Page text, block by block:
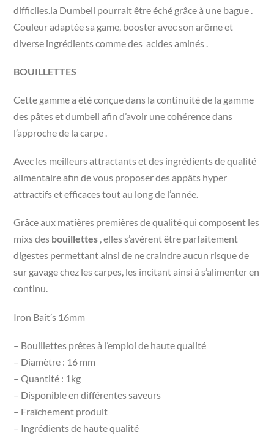
difficiles.la Dumbell pourrait être éché grâce à une bague .
Couleur adaptée sa game, booster avec son arôme et
diverse ingrédients comme des acides aminés .
BOUILLETTES
Cette gamme a été conçue dans la continuité de la gamme
des pâtes et dumbell afin d’avoir une cohérence dans
l’approche de la carpe .
Avec les meilleurs attractants et des ingrédients de qualité
alimentaire afin de vous proposer des appâts hyper
attractifs et efficaces tout au long de l’année.
Grâce aux matières premières de qualité qui composent les
mixs des bouillettes , elles s’avèrent être parfaitement
digestes permettant ainsi de ne craindre aucun risque de
sur gavage chez les carpes, les incitant ainsi à s’alimenter en
continu.
Iron Bait’s 16mm
– Bouillettes prêtes à l’emploi de haute qualité
– Diamètre : 16 mm
– Quantité : 1kg
– Disponible en différentes saveurs
– Fraîchement produit
– Ingrédients de haute qualité